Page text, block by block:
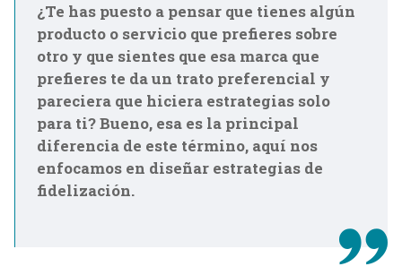
¿Te has puesto a pensar que tienes algún
producto o servicio que prefieres sobre
otro y que sientes que esa marca que
prefieres te da un trato preferencial y
pareciera que hiciera estrategias solo
para ti? Bueno, esa es la principal
diferencia de este término, aquí nos
enfocamos en diseñar estrategias de
fidelización.